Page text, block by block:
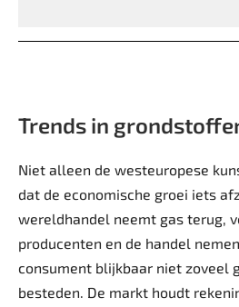
Trends in
Niet alleen de westeuropese
dat de economische groei iets
wereldhandel neemt gas terug,
producenten en de handel
consument blijkbaar niet zoveel
besteden. De markt houdt